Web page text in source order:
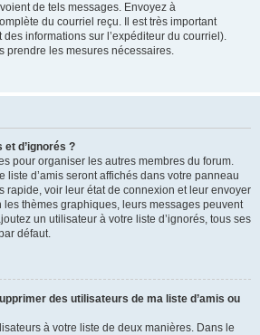
de tels messages. Envoyez à
du courriel reçu. Il est très important
des informations sur l’expéditeur du courriel).
prendre les mesures nécessaires.
et d’ignorés ?
pour organiser les autres membres du forum.
liste d’amis seront affichés dans votre panneau
rapide, voir leur état de connexion et leur envoyer
thèmes graphiques, leurs messages peuvent
un utilisateur à votre liste d’ignorés, tous ses
défaut.
des utilisateurs de ma liste d’amis ou
à votre liste de deux manières. Dans le